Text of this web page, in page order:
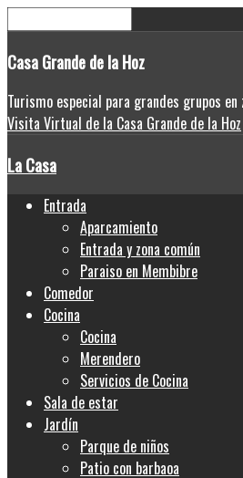
CasaGrande de la Hoz
Turismo especial para grandes grupos en
Visita Virtual de la Casa Grande de la Hoz
La Casa
Entrada
Aparcamiento
Entrada y zona común
Paraiso en Membibre
Comedor
Cocina
Cocina
Merendero
Servicios de Cocina
Sala de estar
Jardín
Parque de niños
Patio con barbaoa